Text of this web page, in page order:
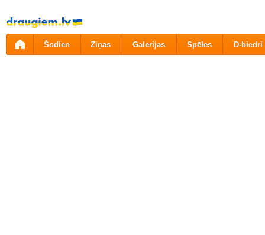
Pāriet
uz
saturu
Šodien Ziņas Galerijas Spēles D-biedri